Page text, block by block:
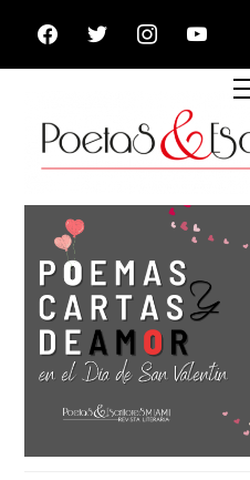
FACEBOOKTWITTERINSTAGRAMYOUTUBE